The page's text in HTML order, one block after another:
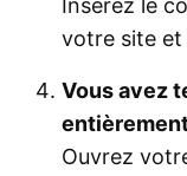
Insérez le
votre site et
Vous avez
Ouvrez